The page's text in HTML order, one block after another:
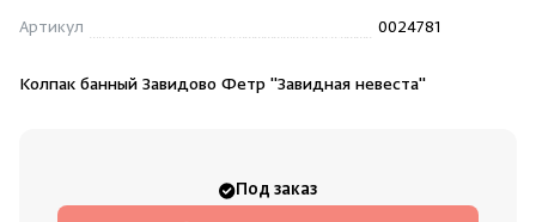
Артикул 0024781
Колпак банный Завидово Фетр "Завидная невеста"
Под заказ